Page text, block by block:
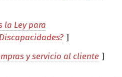
la Ley para
]
y servicio al cliente ]